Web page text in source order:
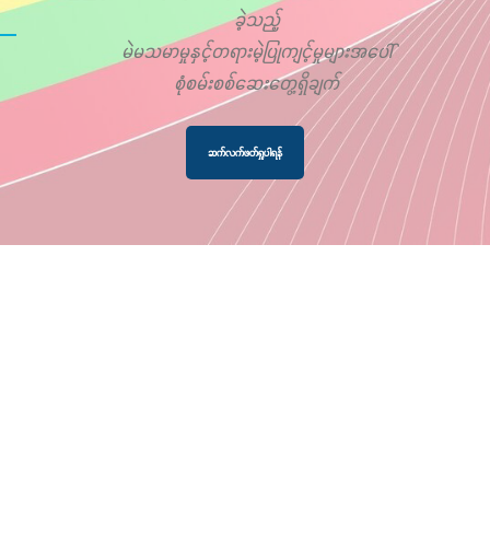
ခဲ့သည့်
မဲမသမာမှုနှင့်တရားမဲ့ပြုကျင့်မှုများအပေါ်
စုံစမ်းစစ်ဆေးတွေ့ရှိချက်
ဆက်လက်ဖတ်ရှုပါရန်